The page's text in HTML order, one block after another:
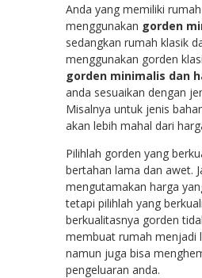
Anda yang memiliki
menggunakan gorden
sedangkan rumah klasik
menggunakan gorden
gorden minimalis dan
anda sesuaikan dengan
Misalnya untuk jenis
akan lebih mahal dari
Pilihlah gorden yang
bertahan lama dan awet.
mengutamakan harga
tetapi pilihlah yang
berkualitasnya gorden
membuat rumah menjadi
namun juga bisa
pengeluaran anda.